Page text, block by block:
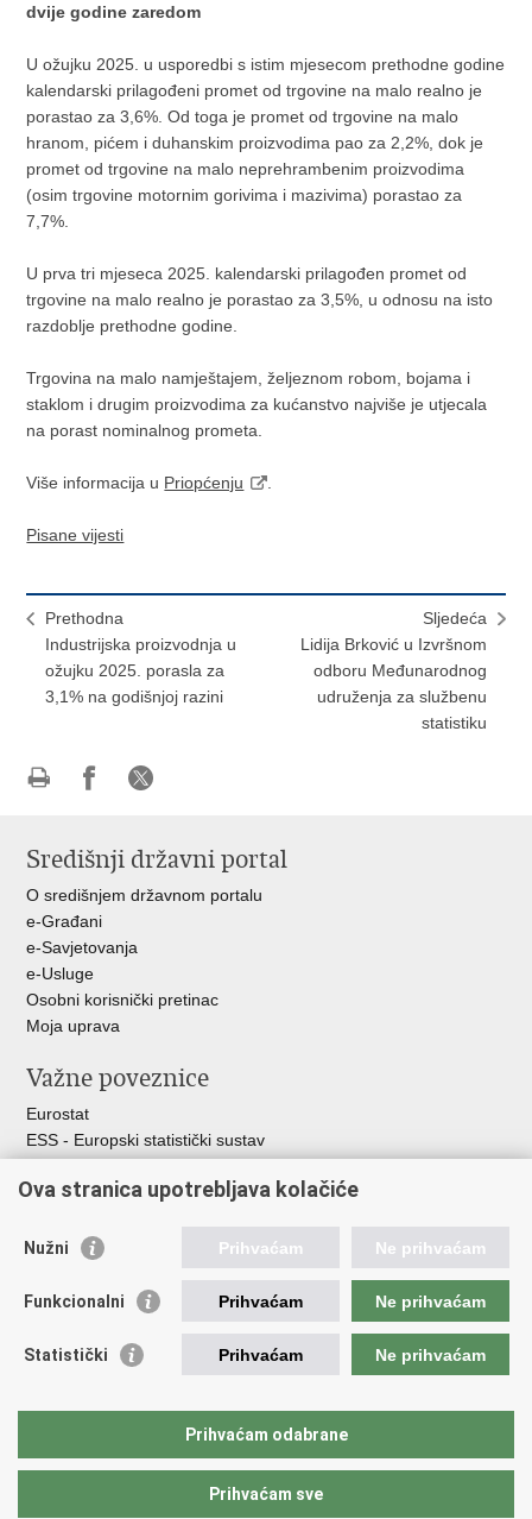
dvije godine zaredom
U ožujku 2025. u usporedbi s istim mjesecom prethodne godine
kalendarski prilagođeni promet od trgovine na malo realno je
porastao za 3,6%. Od toga je promet od trgovine na malo
hranom, pićem i duhanskim proizvodima pao za 2,2%, dok je
promet od trgovine na malo neprehrambenim proizvodima
(osim trgovine motornim gorivima i mazivima) porastao za
7,7%.
U prva tri mjeseca 2025. kalendarski prilagođen promet od
trgovine na malo realno je porastao za 3,5%, u odnosu na isto
razdoblje prethodne godine.
Trgovina na malo namještajem, željeznom robom, bojama i
staklom i drugim proizvodima za kućanstvo najviše je utjecala
na porast nominalnog prometa.
Više informacija u Priopćenju
Pisane vijesti
Prethodna
Industrijska proizvodnja u
ožujku 2025. porasla za
3,1% na godišnjoj razini
Sljedeća
Lidija Brković u Izvršnom
odboru Međunarodnog
udruženja za službenu
statistiku
Facebooku
X-
Središnji državni portal
O središnjem državnom portalu
e-Građani
e-Savjetovanja
e-Usluge
Osobni korisnički pretinac
Moja uprava
Važne poveznice
Eurostat
ESS - Europski statistički sustav
Statistički savjet Republike Hrvatske
Statistički sustav Republike Hrvatske
Odbor za sustav službene statistike RH
Ministarstvo zaštite okoliša i zelene tranzicije
Ministarstvo financija
Ministarstvo poljoprivrede, šumarstva i ribarstva
Ova stranica upotrebljava kolačiće
Nužni Prihvaćam Ne prihvaćam
Funkcionalni Prihvaćam Ne prihvaćam
Statistički Prihvaćam Ne prihvaćam
Prihvaćam odabrane
Prihvaćam sve